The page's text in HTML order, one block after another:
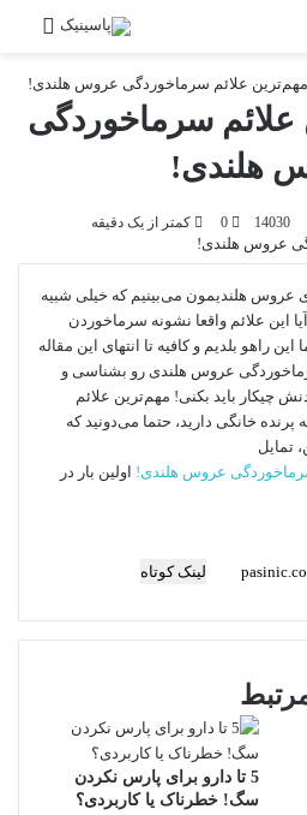
علائم سرماخوردگی
هلندی!
0
0 کمتر از یک دقیقه
عروس هلندیمون می‌بینیم که خیلی شبیه
این علائم واقعا نشونه سرماخوردن
راهو بلدیم و کافیه تا انتهای این مقاله
عروس هلندی رو بشناسی و
چیکار باید بکنی! مهم‌ترین علائم
خانگی دارید، حتما می‌دونید که
تمایل
اولین بار در
لینک کوتاه
5 تا دارو برای پارس نکردن
سگ! خطرناک یا کاربردی؟